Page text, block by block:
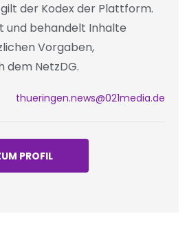
der Kodex der Plattform.
und behandelt Inhalte
Vorgaben,
dem NetzDG.
thueringen.news@021media.de
PROFIL